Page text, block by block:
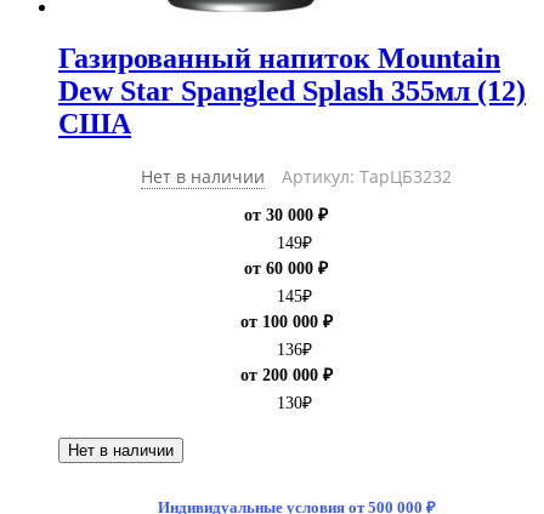
Газированный напиток Mountain
Dew Star Spangled Splash 355мл (12)
США
Нет в наличии Артикул: ТарЦБ3232
от 30 000 ₽
149₽
от 60 000 ₽
145₽
от 100 000 ₽
136₽
от 200 000 ₽
130₽
Нет в наличии
Индивидуальные условия от 500 000 ₽